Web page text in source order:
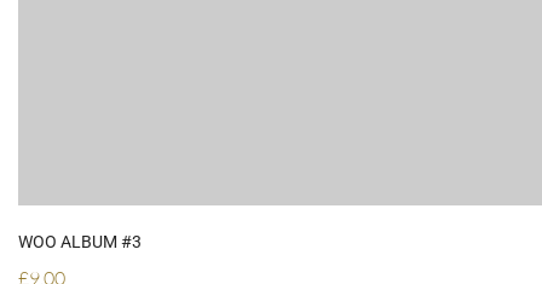
WOO ALBUM #3
£9.00